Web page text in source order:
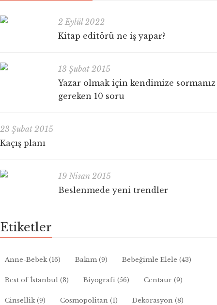
2 Eylül 2022
Kitap editörü ne iş yapar?
13 Şubat 2015
Yazar olmak için kendimize sormanız
gereken 10 soru
23 Şubat 2015
Kaçış planı
19 Nisan 2015
Beslenmede yeni trendler
Etiketler
Anne-Bebek(16) Bakım(9) Bebeğimle Elele (43)
Best of İstanbul (3) Biyografi (56) Centaur (9)
Cinsellik(9) Cosmopolitan (1) Dekorasyon (8)